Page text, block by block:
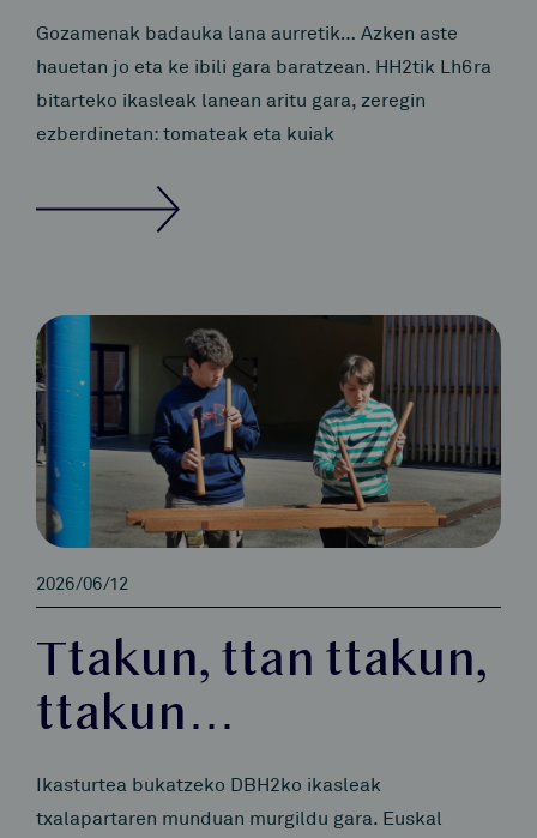
Gozamenak badauka lana aurretik… Azken aste
hauetan jo eta ke ibili gara baratzean. HH2tik Lh6ra
bitarteko ikasleak lanean aritu gara, zeregin
ezberdinetan: tomateak eta kuiak
2026/06/12
Ttakun, ttan ttakun,
ttakun…
Ikasturtea bukatzeko DBH2ko ikasleak
txalapartaren munduan murgildu gara. Euskal